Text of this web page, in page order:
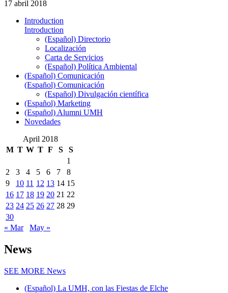
17 abril 2018
Introduction
Introduction
(Español) Directorio
Localización
Carta de Servicios
(Español) Política Ambiental
(Español) Comunicación
(Español) Comunicación
(Español) Divulgación científica
(Español) Marketing
(Español) Alumni UMH
Novedades
April 2018
M T W T F S
S
1
2
3 4 5 6 7
8
9
10 11 12 13 14 15
16 17 18 19 20 21 22
23 24 25 26 27 28 29
30
« Mar
May »
News
SEE MORE News
(Español) La UMH, con las Fiestas de Elche